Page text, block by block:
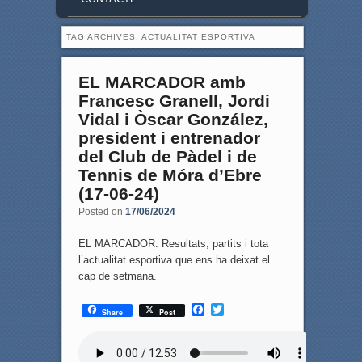
TAG ARCHIVES: ACTUALITAT ESPORTIVA
EL MARCADOR amb
Francesc Granell, Jordi
Vidal i Òscar González,
president i entrenador
del Club de Pàdel i de
Tennis de Móra d’Ebre
(17-06-24)
Posted on 17/06/2024
EL MARCADOR. Resultats, partits i tota
l’actualitat esportiva que ens ha deixat el
cap de setmana.
Share Post
F
T